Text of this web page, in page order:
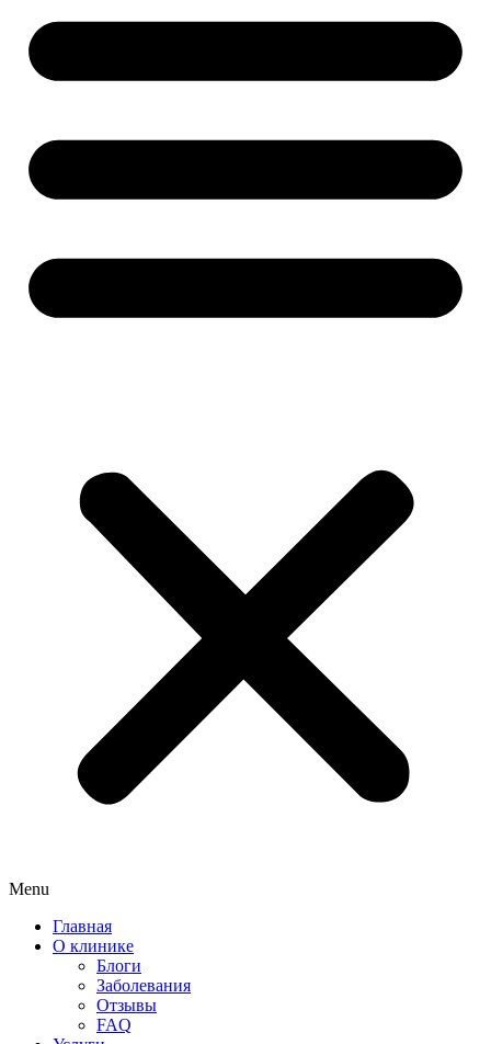
Menu
Главная
О клинике
Блоги
Заболевания
Отзывы
FAQ